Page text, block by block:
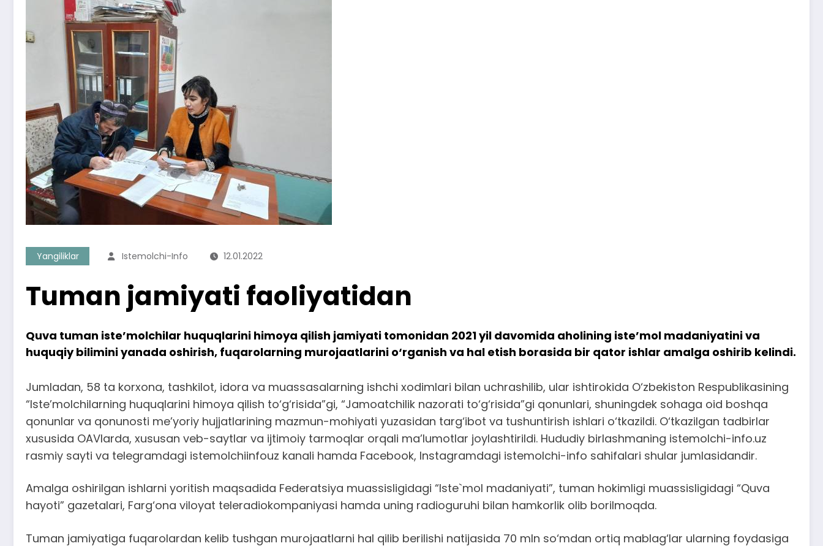
Yangiliklar Istemolchi-Info 12.01.2022
Tuman jamiyati faoliyatidan
Quva tuman iste’molchilar huquqlarini himoya qilish jamiyati tomonidan 2021 yil davomida aholining iste’mol madaniyatini va
huquqiy bilimini yanada oshirish, fuqarolarning murojaatlarini o‘rganish va hal etish borasida bir qator ishlar amalga oshirib kelindi.
Jumladan, 58 ta korxona, tashkilot, idora va muassasalarning ishchi xodimlari bilan uchrashilib, ular ishtirokida O‘zbekiston Respublikasining
“Iste’molchilarning huquqlarini himoya qilish to‘g‘risida”gi, “Jamoatchilik nazorati to‘g‘risida”gi qonunlari, shuningdek sohaga oid boshqa
qonunlar va qonunosti me’yoriy hujjatlarining mazmun-mohiyati yuzasidan targ‘ibot va tushuntirish ishlari o‘tkazildi. O‘tkazilgan tadbirlar
xususida OAVlarda, xususan veb-saytlar va ijtimoiy tarmoqlar orqali ma’lumotlar joylashtirildi. Hududiy birlashmaning istemolchi-info.uz
rasmiy sayti va telegramdagi istemolchiinfouz kanali hamda Facebook, Instagramdagi istemolchi-info sahifalari shular jumlasidandir.
Amalga oshirilgan ishlarni yoritish maqsadida Federatsiya muassisligidagi “Iste`mol madaniyati”, tuman hokimligi muassisligidagi “Quva
hayoti” gazetalari, Farg‘ona viloyat teleradiokompaniyasi hamda uning radioguruhi bilan hamkorlik olib borilmoqda.
Tuman jamiyatiga fuqarolardan kelib tushgan murojaatlarni hal qilib berilishi natijasida 70 mln so‘mdan ortiq mablag‘lar ularning foydasiga